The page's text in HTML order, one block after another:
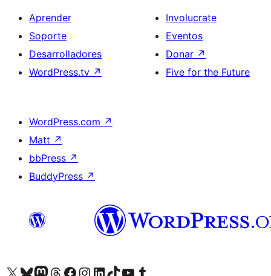
Aprender
Soporte
Desarrolladores
WordPress.tv ↗
Involucrate
Eventos
Donar ↗
Five for the Future
WordPress.com ↗
Matt ↗
bbPress ↗
BuddyPress ↗
Visitá nuestra cuenta de X (anteriormente Twitter)
Visitá nuestra cuenta de Bluesky
Visitá nuestra cuenta de Mastodon
Visitá nuestra cuenta de Threads
Visitá nuestra página de Facebook
Visitá nuestra cuenta de Instagram
Visitá nuestra cuenta de LinkedIn
Visitá nuestra cuenta de TikTok
Visitá nuestro canal de YouTube
Visitá nuestra cuenta de Tumblr